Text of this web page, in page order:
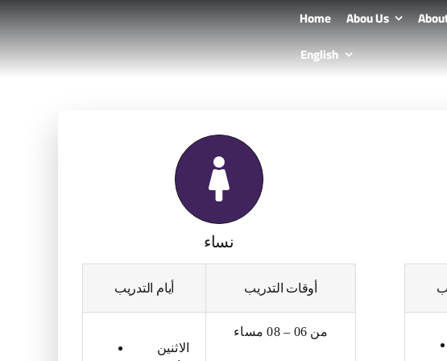
Home Abou Us
English
نساء
أيام التدريب أوقات التدريب
الاثنين
من 06 – 08 مساء